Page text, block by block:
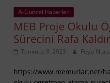
A-Güncel Haberler
MEB Proje Okulu
Sürecini Rafa
Temmuz 8, 2023 Feyzi
https://www.memurlar.net/